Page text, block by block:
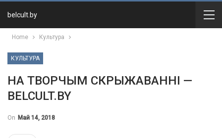
belcult.by
Home Культура
КУЛЬТУРА
НА ТВОРЧЫМ СКРЫЖАВАННІ —
BELCULT.BY
On Май 14, 2018